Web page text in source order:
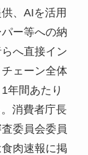
、AIを活用
ー等への納
へ直接イン
ェーン全体
年間あたり
消費者庁長
委員会委員
肉速報に掲